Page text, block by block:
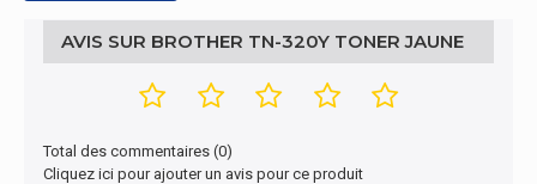
AVIS SUR BROTHER TN-320Y TONER JAUNE
Total des commentaires (0)
Cliquez ici pour ajouter un avis pour ce produit